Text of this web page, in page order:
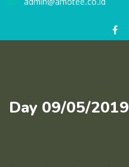
Day 09/05/2019